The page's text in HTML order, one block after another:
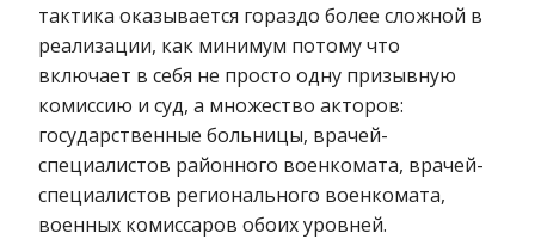
тактика оказывается гораздо более сложной в
реализации, как минимум потому что
включает в себя не просто одну призывную
комиссию и суд, а множество акторов:
государственные больницы, врачей-
специалистов районного военкомата, врачей-
специалистов регионального военкомата,
военных комиссаров обоих уровней.